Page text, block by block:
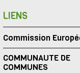
LIENS
Commission
COMMUNAUTE DE
COMMUNES